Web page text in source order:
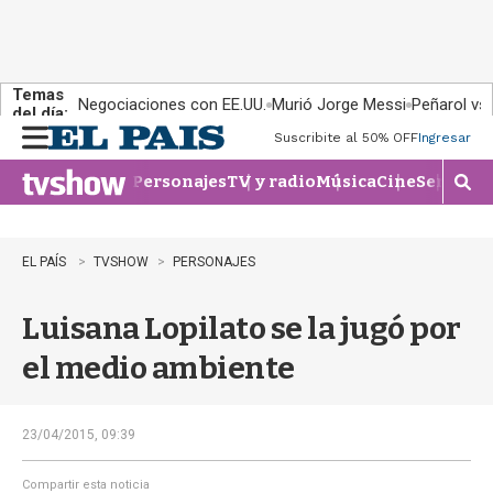
Temas
del día: Negociaciones con EE.UU. Murió Jorge Messi Peñarol
n
u
Suscribite al 50% OFFIngresar
PersonajesTV y radioMúsicaCineSeries
M
o
e
EL PAÍS TVSHOW PERSONAJES
Luisana Lopilato se la jugó por
el medio ambiente
23/04/2015, 09:39
Compartir esta noticia